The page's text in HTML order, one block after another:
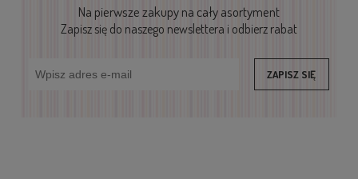
Na pierwsze zakupyna cały asortyment
Zapisz się do naszego newslettera i odbierz rabat
ZAPISZ SIĘ